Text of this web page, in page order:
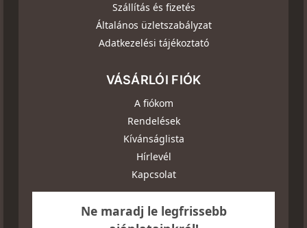
Szállítás és fizetés
Általános üzletszabályzat
Adatkezelési tájékoztató
VÁSÁRLÓI FIÓK
A fiókom
Rendelések
Kívánságlista
Hírlevél
Kapcsolat
Ne maradj le legfrissebb